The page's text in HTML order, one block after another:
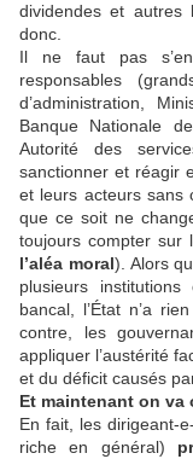
dividendes et
donc.
Il ne faut pas
responsables
d’administration,
Banque Nationale
Autorité des
sanctionner et réagir
et leurs acteurs sans
que ce soit ne
toujours compter sur
l’aléa moral). Alors
plusieurs
bancal, l’État n’a
contre, les
appliquer l’austérité
et du déficit causés
Et maintenant on va
En fait, les dirigeant-
riche en général)